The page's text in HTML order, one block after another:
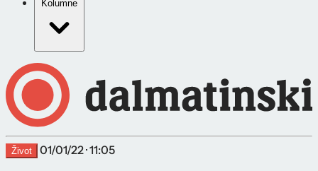
Kolumne
Život 01/01/22 · 11:05